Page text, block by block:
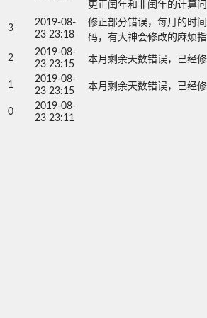
3
2019-08-
23 23:18
修正部分错误，每月的时
码，有大神会修改的麻烦
2
2019-08-
23 23:15
本月剩余天数错误，已经
1
2019-08-
23 23:15
本月剩余天数错误，已经
0
2019-08-
23 23:11